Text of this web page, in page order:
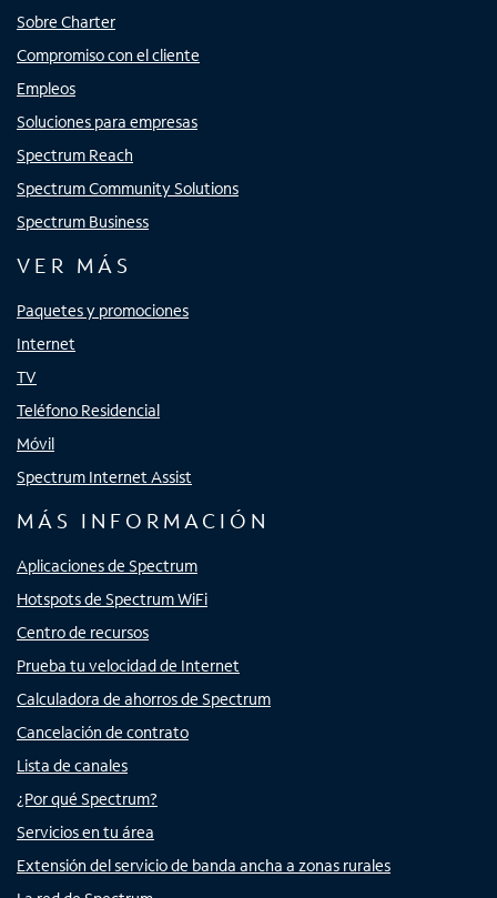
Sobre Charter
Compromiso con el cliente
Empleos
Soluciones para empresas
Spectrum Reach
Spectrum Community Solutions
Spectrum Business
VER MÁS
Paquetes y promociones
Internet
TV
Teléfono Residencial
Móvil
Spectrum Internet Assist
MÁS INFORMACIÓN
Aplicaciones de Spectrum
Hotspots de Spectrum WiFi
Centro de recursos
Prueba tu velocidad de Internet
Calculadora de ahorros de Spectrum
Cancelación de contrato
Lista de canales
¿Por qué Spectrum?
Servicios en tu área
Extensión del servicio de banda ancha a zonas rurales